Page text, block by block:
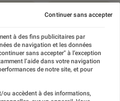
à des fins publicitaires par
de navigation et les données
sans accepter" à l’exception
l’aide dans votre navigation
de notre site, et pour
accèdent à des informations,
Continuer sans accepter